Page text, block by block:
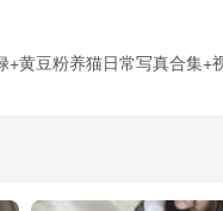
黄豆粉养猫日常写真合集+